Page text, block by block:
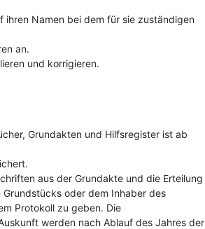
ihren Namen bei dem für sie zuständigen
an.
und korrigieren.
Grundakten und Hilfsregister ist ab
aus der Grundakte und die Erteilung
oder dem Inhaber des
Protokoll zu geben. Die
werden nach Ablauf des Jahres der